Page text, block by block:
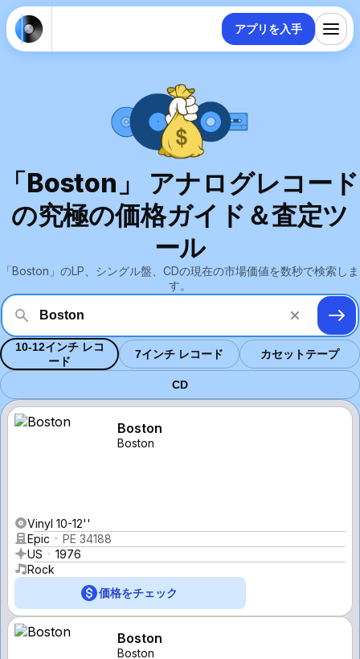
アプリを入手
「Boston」 アナログレコード
の究極の価格ガイド＆査定ツ
ール
「Boston」のLP、シングル盤、CDの現在の市場価値を数秒で検索しま
す。
10-12インチ レコ
ード
7インチ レコード カセットテープ
CD
Boston
Boston
Vinyl 10-12''
Epic
PE 34188
US
1976
Rock
価格をチェック
Boston
Boston